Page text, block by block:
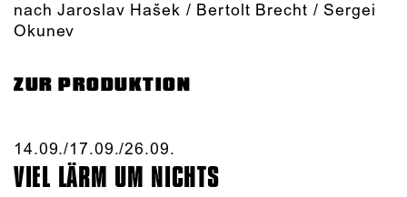
nach Jaroslav Hašek / Bertolt Brecht / Sergei
Okunev
ZUR PRODUKTION
14.09./​17.09./​26.09.​
VIEL LÄRM UM NICHTS